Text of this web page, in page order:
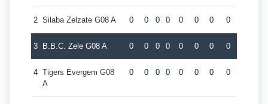
2 Silaba Zelzate G08 A 0 0 0 0 0 0 0 0
3 B.B.C. Zele G08 A 0 0 0 0 0 0 0 0
4 Tigers Evergem G08
A
0 0 0 0 0 0 0 0